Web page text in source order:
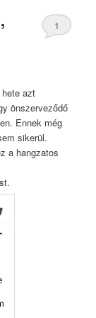
1
azt
önszerveződő
Ennek még
sikerül.
a hangzatos